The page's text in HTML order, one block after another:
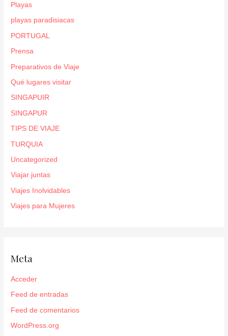
Playas
playas paradisiacas
PORTUGAL
Prensa
Preparativos de Viaje
Qué lugares visitar
SINGAPUIR
SINGAPUR
TIPS DE VIAJE
TURQUIA
Uncategorized
Viajar juntas
Viajes Inolvidables
Viajes para Mujeres
Meta
Acceder
Feed de entradas
Feed de comentarios
WordPress.org